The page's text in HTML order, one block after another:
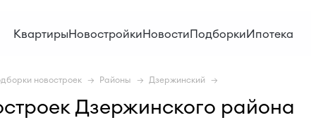
КвартирыНовостройкиНовостиПодборкиИпотека
новостроек Районы Дзержинский
Дзержинского района